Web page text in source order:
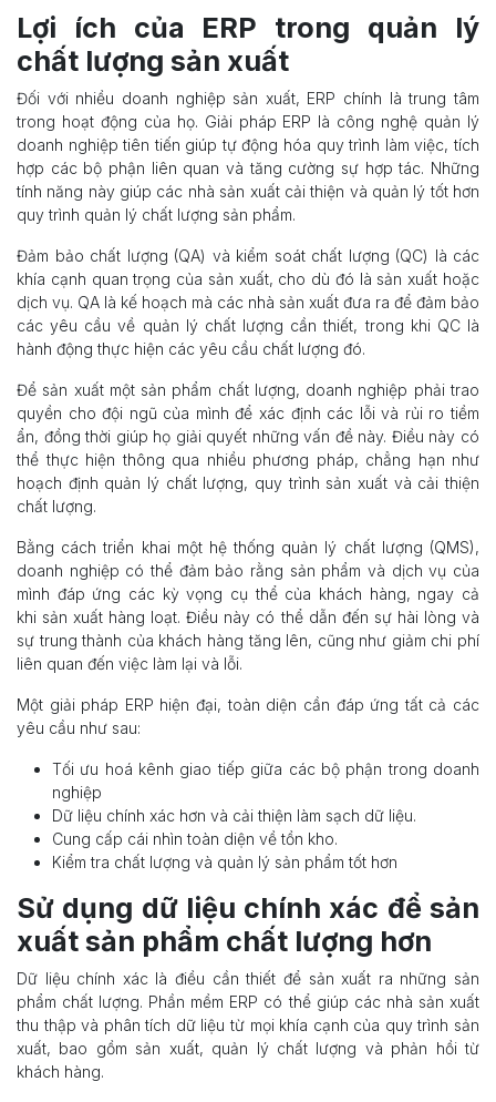
Lợi ích của ERP trong quản lý
chất lượng sản xuất
Đối với nhiều doanh nghiệp sản xuất, ERP chính là trung tâm
trong hoạt động của họ. Giải pháp ERP là công nghệ quản lý
doanh nghiệp tiên tiến giúp tự động hóa quy trình làm việc, tích
hợp các bộ phận liên quan và tăng cường sự hợp tác. Những
tính năng này giúp các nhà sản xuất cải thiện và quản lý tốt hơn
quy trình quản lý chất lượng sản phẩm.
Đảm bảo chất lượng (QA) và kiểm soát chất lượng (QC) là các
khía cạnh quan trọng của sản xuất, cho dù đó là sản xuất hoặc
dịch vụ. QA là kế hoạch mà các nhà sản xuất đưa ra để đảm bảo
các yêu cầu về quản lý chất lượng cần thiết, trong khi QC là
hành động thực hiện các yêu cầu chất lượng đó.
Để sản xuất một sản phẩm chất lượng, doanh nghiệp phải trao
quyền cho đội ngũ của mình để xác định các lỗi và rủi ro tiềm
ẩn, đồng thời giúp họ giải quyết những vấn đề này. Điều này có
thể thực hiện thông qua nhiều phương pháp, chẳng hạn như
hoạch định quản lý chất lượng, quy trình sản xuất và cải thiện
chất lượng.
Bằng cách triển khai một hệ thống quản lý chất lượng (QMS),
doanh nghiệp có thể đảm bảo rằng sản phẩm và dịch vụ của
mình đáp ứng các kỳ vọng cụ thể của khách hàng, ngay cả
khi sản xuất hàng loạt. Điều này có thể dẫn đến sự hài lòng và
sự trung thành của khách hàng tăng lên, cũng như giảm chi phí
liên quan đến việc làm lại và lỗi.
Một giải pháp ERP hiện đại, toàn diện cần đáp ứng tất cả các
yêu cầu như sau:
Tối ưu hoá kênh giao tiếp giữa các bộ phận trong doanh
nghiệp
Dữ liệu chính xác hơn và cải thiện làm sạch dữ liệu.
Cung cấp cái nhìn toàn diện về tồn kho.
Kiểm tra chất lượng và quản lý sản phẩm tốt hơn
Sử dụng dữ liệu chính xác để sản
xuất sản phẩm chất lượng hơn
Dữ liệu chính xác là điều cần thiết để sản xuất ra những sản
phẩm chất lượng. Phần mềm ERP có thể giúp các nhà sản xuất
thu thập và phân tích dữ liệu từ mọi khía cạnh của quy trình sản
xuất, bao gồm sản xuất, quản lý chất lượng và phản hồi từ
khách hàng.